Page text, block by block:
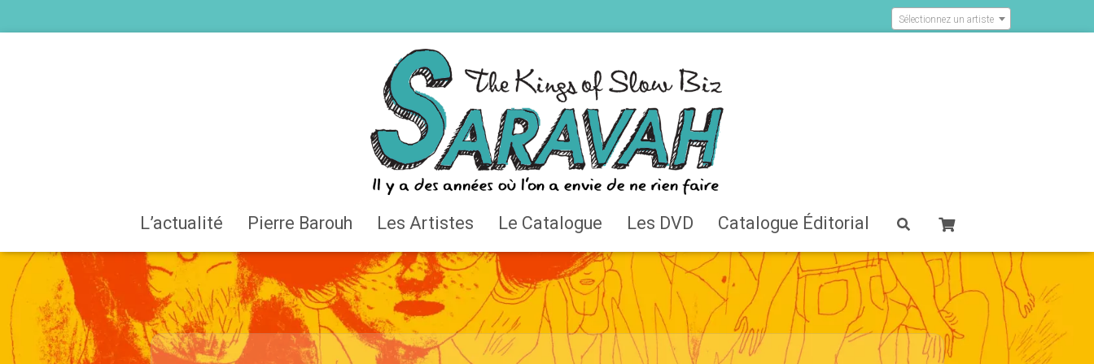
Sélectionnez un artiste
L’actualité Pierre Barouh Les Artistes Le Catalogue Les DVD Catalogue Éditorial